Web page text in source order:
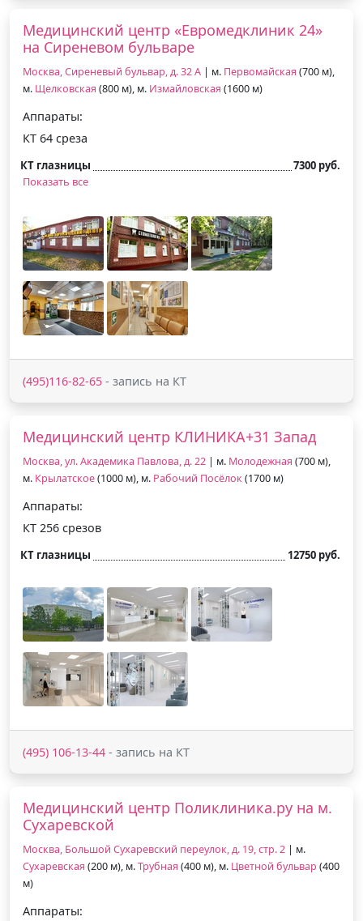
Медицинский центр «Евромедклиник 24»
на Сиреневом бульваре
Москва, Сиреневый бульвар, д. 32 А | м. Первомайская (700 м),
м. Щелковская (800 м), м. Измайловская (1600 м)
Аппараты:
КТ 64 среза
КТ глазницы
7300 руб.
Показать все
(495)116-82-65 - запись на КТ
Медицинский центр КЛИНИКА+31 Запад
Москва, ул. Академика Павлова, д. 22 | м. Молодежная (700 м),
м. Крылатское(1000 м), м. Рабочий Посёлок(1700 м)
Аппараты:
КТ 256 срезов
КТ глазницы 12750 руб.
(495) 106-13-44 - запись на КТ
Медицинский центр Поликлиника.ру на м.
Сухаревской
Москва, Большой Сухаревский переулок, д. 19, стр. 2 | м.
Сухаревская (200 м), м.Трубная (400 м), м. Цветной бульвар (400
м)
Аппараты: